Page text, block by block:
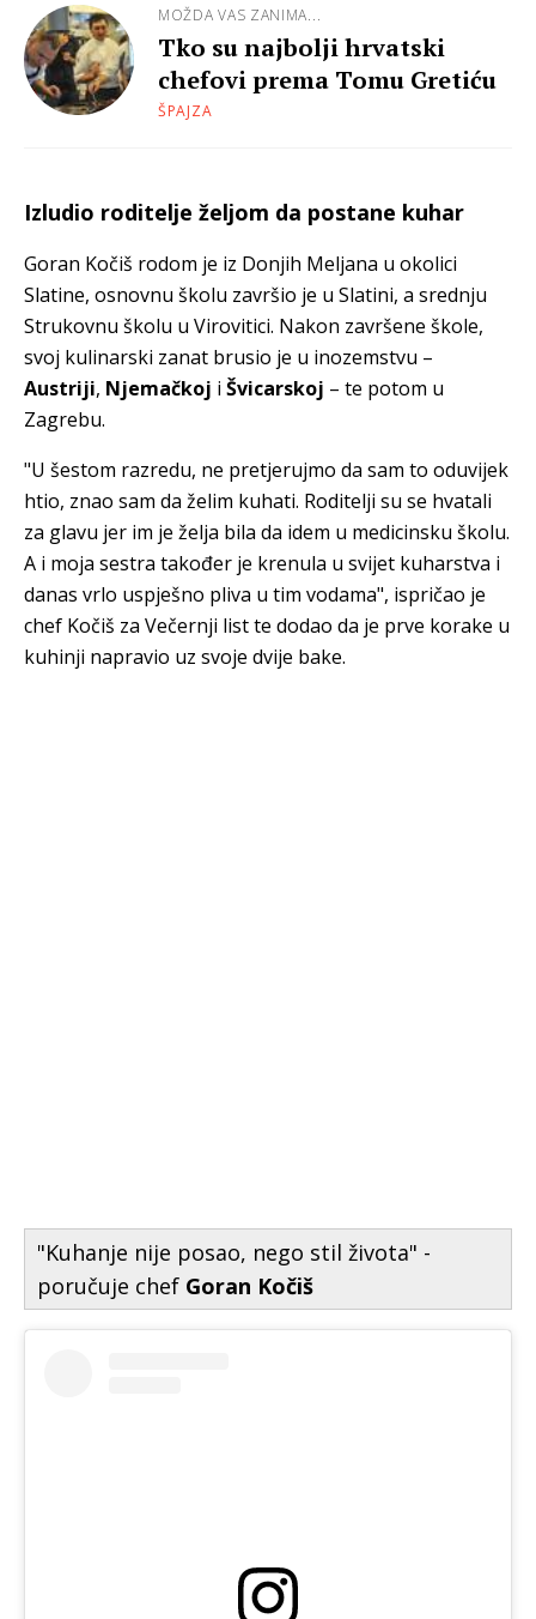
MOŽDA VAS ZANIMA...
Tko su najbolji hrvatski
chefovi prema Tomu Gretiću
ŠPAJZA
Izludio roditelje željom da postane kuhar
Goran Kočiš rodom je iz Donjih Meljana u okolici
Slatine, osnovnu školu završio je u Slatini, a srednju
Strukovnu školu u Virovitici. Nakon završene škole,
svoj kulinarski zanat brusio je u inozemstvu –
Austriji, Njemačkoj i Švicarskoj – te potom u
Zagrebu.
"U šestom razredu, ne pretjerujmo da sam to oduvijek
htio, znao sam da želim kuhati. Roditelji su se hvatali
za glavu jer im je želja bila da idem u medicinsku školu.
A i moja sestra također je krenula u svijet kuharstva i
danas vrlo uspješno pliva u tim vodama", ispričao je
chef Kočiš za Večernji list te dodao da je prve korake u
kuhinji napravio uz svoje dvije bake.
"Kuhanje nije posao, nego stil života" -
poručuje chef Goran Kočiš